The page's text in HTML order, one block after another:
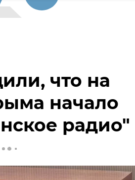
что на
начало
радио"